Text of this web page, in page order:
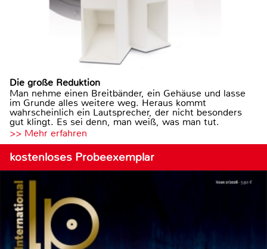
Die große Reduktion
Man nehme einen Breitbänder, ein Gehäuse und lasse
im Grunde alles weitere weg. Heraus kommt
wahrscheinlich ein Lautsprecher, der nicht besonders
gut klingt. Es sei denn, man weiß, was man tut.
>> Mehr erfahren
kostenloses Probeexemplar